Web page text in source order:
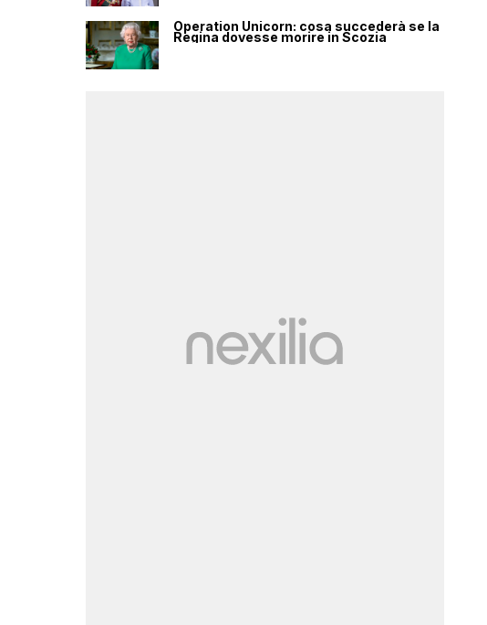
Operation Unicorn: cosa succederà se la
Regina dovesse morire in Scozia